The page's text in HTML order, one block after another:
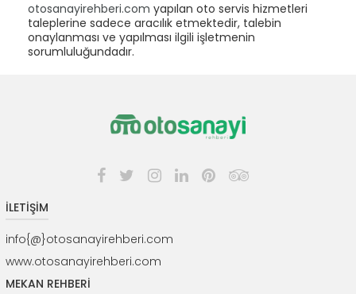
otosanayirehberi.com yapılan oto servis hizmetleri
taleplerine sadece aracılık etmektedir, talebin
onaylanması ve yapılması ilgili işletmenin
sorumluluğundadır.
İLETİŞİM
info{@}otosanayirehberi.com
www.otosanayirehberi.com
MEKAN REHBERİ